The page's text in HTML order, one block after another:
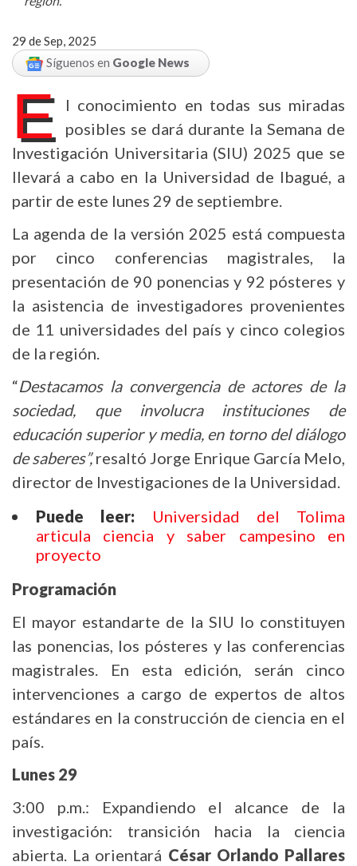
29 de Sep, 2025
Síguenos en Google News
E
l conocimiento en todas sus miradas
posibles se dará durante la Semana de
Investigación Universitaria (SIU) 2025 que se
llevará a cabo en la Universidad de Ibagué, a
partir de este lunes 29 de septiembre.
La agenda de la versión 2025 está compuesta
por cinco conferencias magistrales, la
presentación de 90 ponencias y 92 pósteres y
la asistencia de investigadores provenientes
de 11 universidades del país y cinco colegios
de la región.
“Destacamos la convergencia de actores de la
sociedad, que involucra instituciones de
educación superior y media, en torno del diálogo
de saberes”,resaltó Jorge Enrique García Melo,
director de Investigaciones de la Universidad.
Puede leer:
Universidad del Tolima
articula ciencia y saber campesino en
proyecto
Programación
El mayor estandarte de la SIU lo constituyen
las ponencias, los pósteres y las conferencias
magistrales. En esta edición, serán cinco
intervenciones a cargo de expertos de altos
estándares en la construcción de ciencia en el
país.
Lunes 29
3:00 p.m.: Expandiendo el alcance de la
investigación: transición hacia la ciencia
abierta. La orientará César Orlando Pallares